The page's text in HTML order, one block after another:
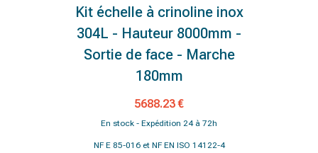
Kit échelle à crinoline inox
304L - Hauteur 8000mm -
Sortie de face - Marche
180mm
5688.23 €
En stock - Expédition 24 à 72h
NF E 85-016 et NF EN ISO 14122-4